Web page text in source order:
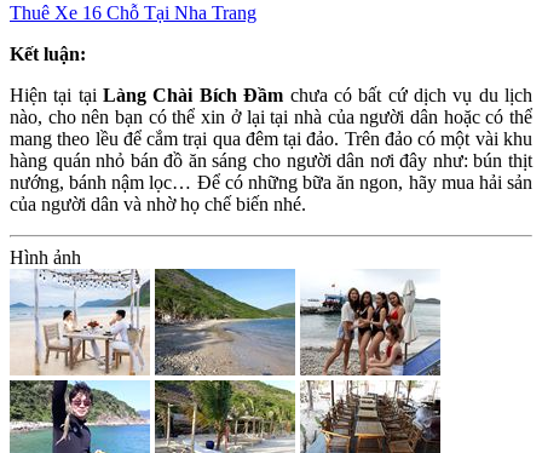
Thuê Xe 16 Chỗ Tại Nha Trang
Kết luận:
Hiện tại tạiLàng Chài Bích Đầm chưa có bất cứ dịch vụ du lịch
nào, cho nên bạn có thể xin ở lại tại nhà của người dân hoặc có thể
mang theo lều để cắm trại qua đêm tại đảo. Trên đảo có một vài khu
hàng quán nhỏ bán đồ ăn sáng cho người dân nơi đây như: bún thịt
nướng, bánh nậm lọc… Để có những bữa ăn ngon, hãy mua hải sản
của người dân và nhờ họ chế biến nhé.
Hình ảnh